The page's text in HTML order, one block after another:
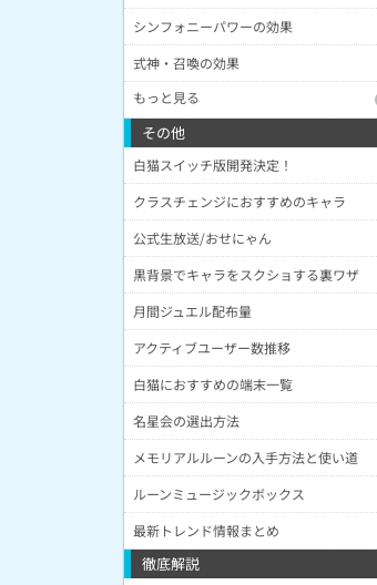
シンフォニーパワーの効果
式神・召喚の効果
もっと見る
その他
白猫スイッチ版開発決定！
クラスチェンジにおすすめのキャラ
公式生放送/おせにゃん
黒背景でキャラをスクショする裏ワザ
月間ジュエル配布量
アクティブユーザー数推移
白猫におすすめの端末一覧
名星会の選出方法
メモリアルルーンの入手方法と使い道
ルーンミュージックボックス
最新トレンド情報まとめ
徹底解説